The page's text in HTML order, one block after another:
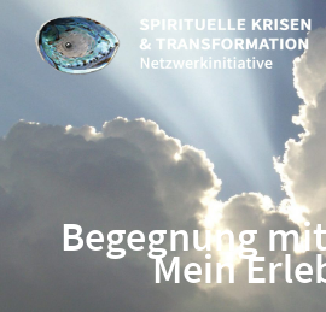
Begegnung
Mein